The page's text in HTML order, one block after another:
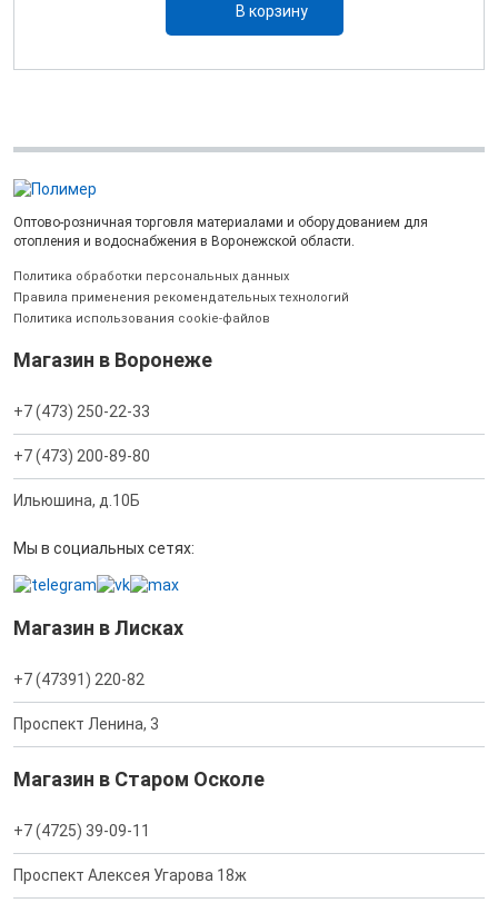
В корзину
Оптово-розничная торговля материалами и оборудованием для
отопления и водоснабжения в Воронежской области.
Политика обработки персональных данных
Правила применения рекомендательных технологий
Политика использования cookie-файлов
Магазин в Воронеже
+7 (473) 250-22-33
+7 (473) 200-89-80
Ильюшина, д.10Б
Мы в социальных сетях:
Магазин в Лисках
+7 (47391) 220-82
Проспект Ленина, 3
Магазин в Старом Осколе
+7 (4725) 39-09-11
Проспект Алексея Угарова 18ж